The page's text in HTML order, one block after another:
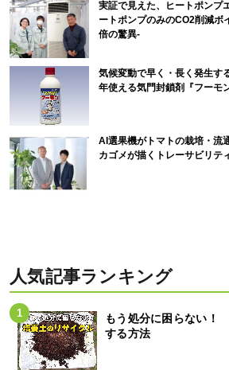
実証で見えた、ヒートポンプ
ートポンプのみのCO2削減ボ
倍の驚異-
気候変動で早く・長く発生す
年使える気門封鎖剤『フーモ
AI選果機がトマトの栽培・流
カゴメが描くトレーサビリテ
人気記事ランキング
もう処分に困らない！
する方法